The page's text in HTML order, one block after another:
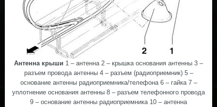
Антенна крыши 1 – антенна 2 – крышка основания антенны 3 –
разъем провода антенны 4 – разъем (радиоприемник) 5 –
основание антенны радиоприемника/телефона 6 – гайка 7 –
уплотнение основания антенны 8 – разъем телефонного провода
9 – основание антенны радиоприемника 10 – антенна